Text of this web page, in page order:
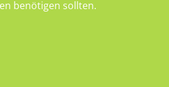
benötigen sollten.